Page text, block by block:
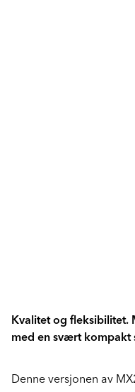
Kvalitet og fleksibilitet.
med en svært kompakt
Denne versjonen av